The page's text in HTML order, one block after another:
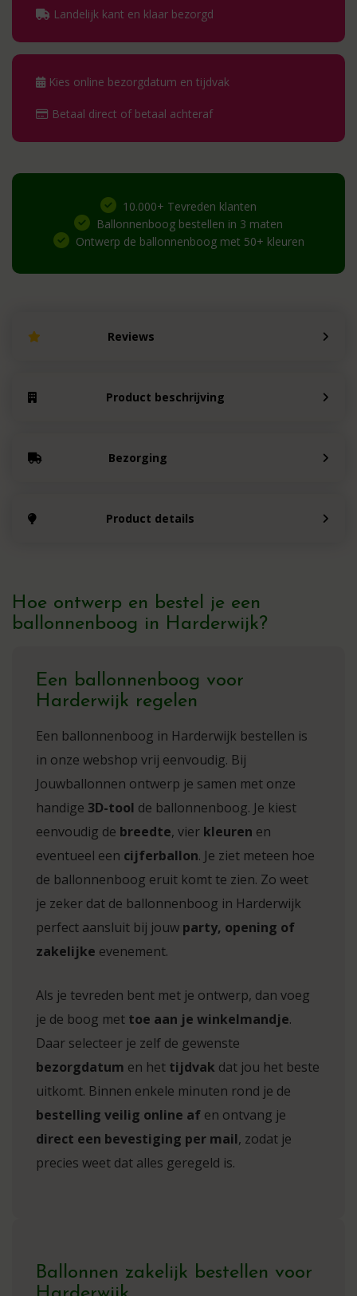
Landelijk kant en klaar bezorgd
Kies online bezorgdatum en tijdvak
Betaal direct of betaal achteraf
10.000+ Tevreden klanten
Ballonnenboog bestellen in 3 maten
Ontwerp de ballonnenboog met 50+ kleuren
Reviews
Product beschrijving
Bezorging
Product details
Hoe ontwerp en bestel je een
ballonnenboog in Harderwijk?
Een ballonnenboog voor
Harderwijk regelen
Een ballonnenboog in Harderwijk bestellen is
in onze webshop vrij eenvoudig. Bij
Jouwballonnen ontwerp je samen met onze
handige 3D-tool de ballonnenboog. Je kiest
eenvoudig de breedte, vier kleuren en
eventueel een cijferballon. Je ziet meteen hoe
de ballonnenboog eruit komt te zien. Zo weet
je zeker dat de ballonnenboog in Harderwijk
perfect aansluit bij jouw party, opening of
zakelijke evenement.
Als je tevreden bent met je ontwerp, dan voeg
je de boog met toe aan je winkelmandje.
Daar selecteer je zelf de gewenste
bezorgdatum en het tijdvak dat jou het beste
uitkomt. Binnen enkele minuten rond je de
bestelling veilig online af en ontvang je
direct een bevestiging per mail, zodat je
precies weet dat alles geregeld is.
Ballonnen zakelijk bestellen voor